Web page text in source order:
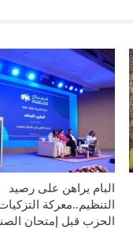
البام يراهن على رصيد
التنظيم..معركة
الحزب قبل إمتحان